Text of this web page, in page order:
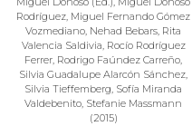
Rodríguez, Miguel Fernando Gómez
Vozmediano, Nehad Bebars, Rita
Valencia Saldivia, Rocío Rodríguez
Ferrer, Rodrigo Faúndez Carreño,
Silvia Guadalupe Alarcón Sánchez,
Silvia Tieffemberg, Sofía Miranda
Valdebenito, Stefanie Massmann
(2015)